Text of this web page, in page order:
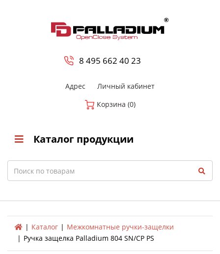
8 495 662 40 23
Адрес
Личный кабинет
Корзина (0)
Каталог продукции
Search
Каталог
Межкомнатные ручки-защелки
Ручка защелка Palladium 804 SN/CP PS